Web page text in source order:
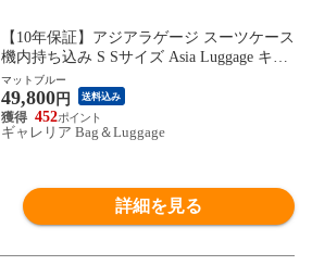
【10年保証】アジアラゲージ スーツケース
機内持ち込み S Sサイズ Asia Luggage キャ
リーケース 軽量 拡張 拡張機能 かわいい T
SA TSAロック 静音 極静音 キャスター ス
トッパー Solid Knight ALI-075-18W
マットブルー
49,800円 送料込み
452
ギャレリア Bag＆Luggage
詳細を見る